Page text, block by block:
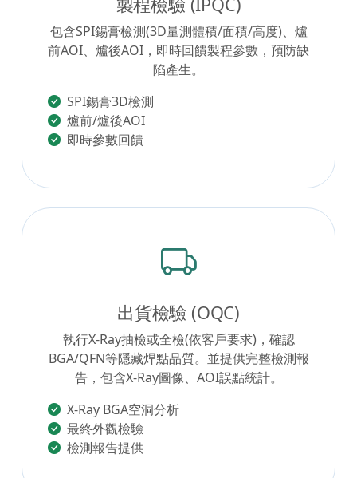
包含SPI錫膏檢測(3D量測體積/面積/高度)、爐
前AOI、爐後AOI，即時回饋製程參數，預防缺
陷產生。
SPI錫膏3D檢測
爐前/爐後AOI
即時參數回饋
出貨檢驗 (OQC)
執行X-Ray抽檢或全檢(依客戶要求)，確認
BGA/QFN等隱藏焊點品質。並提供完整檢測報
告，包含X-Ray圖像、AOI誤點統計。
X-Ray BGA空洞分析
最終外觀檢驗
檢測報告提供